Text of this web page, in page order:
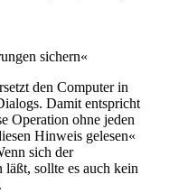
sichern«
den Computer in
Damit entspricht
Operation ohne jeden
Hinweis gelesen«
sich der
sollte es auch kein